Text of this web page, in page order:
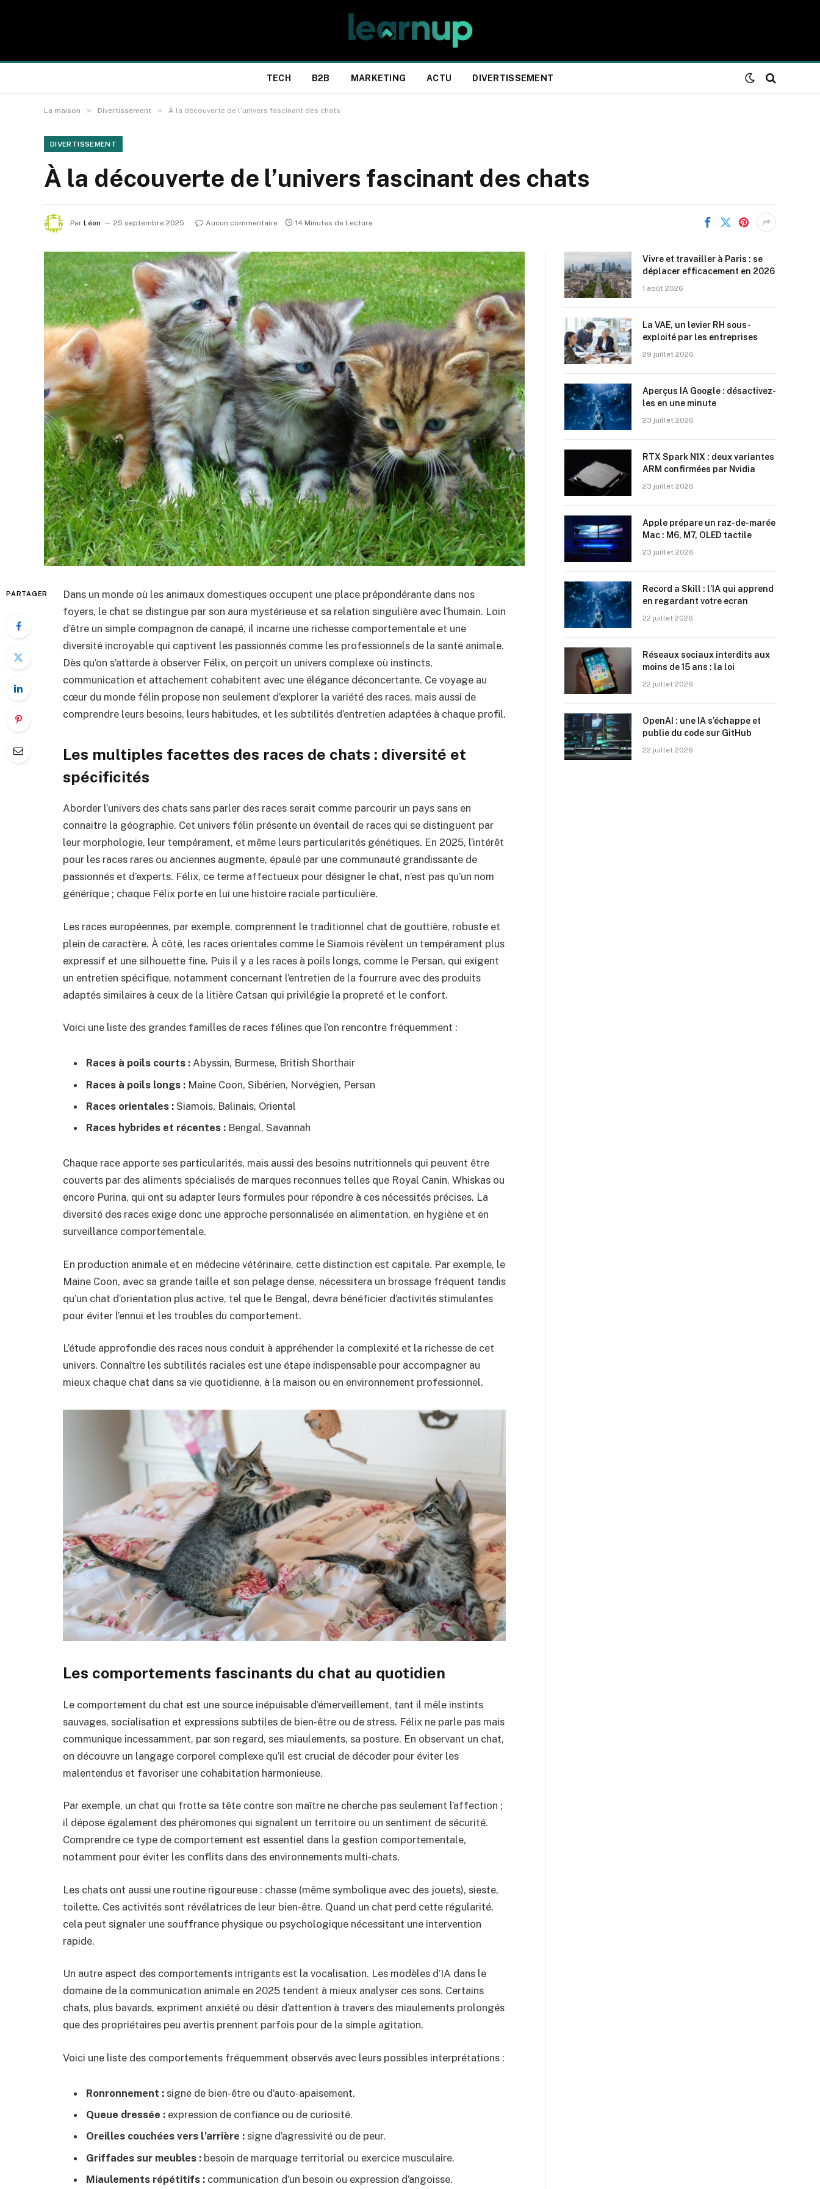
TECH B2B MARKETING ACTU DIVERTISSEMENT
La maison » Divertissement » À la découverte de l’univers fascinant des chats
DIVERTISSEMENT
À la découverte de l’univers fascinant des chats
Par Léon 25 septembre 2025 Aucun commentaire 14 Minutes de Lecture
PARTAGER
Dans un monde où les animaux domestiques occupent une place prépondérante dans nos
foyers, le chat se distingue par son aura mystérieuse et sa relation singulière avec l’humain. Loin
d’être un simple compagnon de canapé, il incarne une richesse comportementale et une
diversité incroyable qui captivent les passionnés comme les professionnels de la santé animale.
Dès qu’on s’attarde à observer Félix, on perçoit un univers complexe où instincts,
communication et attachement cohabitent avec une élégance déconcertante. Ce voyage au
cœur du monde félin propose non seulement d’explorer la variété des races, mais aussi de
comprendre leurs besoins, leurs habitudes, et les subtilités d’entretien adaptées à chaque profil.
Les multiples facettes des races de chats : diversité et
spécificités
Aborder l’univers des chats sans parler des races serait comme parcourir un pays sans en
connaitre la géographie. Cet univers félin présente un éventail de races qui se distinguent par
leur morphologie, leur tempérament, et même leurs particularités génétiques. En 2025, l’intérêt
pour les races rares ou anciennes augmente, épaulé par une communauté grandissante de
passionnés et d’experts. Félix, ce terme affectueux pour désigner le chat, n’est pas qu’un nom
générique ; chaque Félix porte en lui une histoire raciale particulière.
Les races européennes, par exemple, comprennent le traditionnel chat de gouttière, robuste et
plein de caractère. À côté, les races orientales comme le Siamois révèlent un tempérament plus
expressif et une silhouette fine. Puis il y a les races à poils longs, comme le Persan, qui exigent
un entretien spécifique, notamment concernant l’entretien de la fourrure avec des produits
adaptés similaires à ceux de la litière Catsan qui privilégie la propreté et le confort.
Voici une liste des grandes familles de races félines que l’on rencontre fréquemment :
Races à poils courts : Abyssin, Burmese, British Shorthair
Races à poils longs : Maine Coon, Sibérien, Norvégien, Persan
Races orientales : Siamois, Balinais, Oriental
Races hybrides et récentes : Bengal, Savannah
Chaque race apporte ses particularités, mais aussi des besoins nutritionnels qui peuvent être
couverts par des aliments spécialisés de marques reconnues telles que Royal Canin, Whiskas ou
encore Purina, qui ont su adapter leurs formules pour répondre à ces nécessités précises. La
diversité des races exige donc une approche personnalisée en alimentation, en hygiène et en
surveillance comportementale.
En production animale et en médecine vétérinaire, cette distinction est capitale. Par exemple, le
Maine Coon, avec sa grande taille et son pelage dense, nécessitera un brossage fréquent tandis
qu’un chat d’orientation plus active, tel que le Bengal, devra bénéficier d’activités stimulantes
pour éviter l’ennui et les troubles du comportement.
L’étude approfondie des races nous conduit à appréhender la complexité et la richesse de cet
univers. Connaître les subtilités raciales est une étape indispensable pour accompagner au
mieux chaque chat dans sa vie quotidienne, à la maison ou en environnement professionnel.
Les comportements fascinants du chat au quotidien
Le comportement du chat est une source inépuisable d’émerveillement, tant il mêle instints
sauvages, socialisation et expressions subtiles de bien-être ou de stress. Félix ne parle pas mais
communique incessamment, par son regard, ses miaulements, sa posture. En observant un chat,
on découvre un langage corporel complexe qu’il est crucial de décoder pour éviter les
malentendus et favoriser une cohabitation harmonieuse.
Par exemple, un chat qui frotte sa tête contre son maître ne cherche pas seulement l’affection ;
il dépose également des phéromones qui signalent un territoire ou un sentiment de sécurité.
Comprendre ce type de comportement est essentiel dans la gestion comportementale,
notamment pour éviter les conflits dans des environnements multi-chats.
Les chats ont aussi une routine rigoureuse : chasse (même symbolique avec des jouets), sieste,
toilette. Ces activités sont révélatrices de leur bien-être. Quand un chat perd cette régularité,
cela peut signaler une souffrance physique ou psychologique nécessitant une intervention
rapide.
Un autre aspect des comportements intrigants est la vocalisation. Les modèles d’IA dans le
domaine de la communication animale en 2025 tendent à mieux analyser ces sons. Certains
chats, plus bavards, expriment anxiété ou désir d’attention à travers des miaulements prolongés
que des propriétaires peu avertis prennent parfois pour de la simple agitation.
Voici une liste des comportements fréquemment observés avec leurs possibles interprétations :
Ronronnement : signe de bien-être ou d’auto-apaisement.
Queue dressée : expression de confiance ou de curiosité.
Oreilles couchées vers l’arrière : signe d’agressivité ou de peur.
Griffades sur meubles : besoin de marquage territorial ou exercice musculaire.
Miaulements répétitifs : communication d’un besoin ou expression d’angoisse.
Vivre et travailler à Paris : se
déplacer efficacement en 2026
1 août 2026
La VAE, un levier RH sous-
exploité par les entreprises
29 juillet 2026
Aperçus IA Google : désactivez-
les en une minute
23 juillet 2026
RTX Spark N1X : deux variantes
ARM confirmées par Nvidia
23 juillet 2026
Apple prépare un raz-de-marée
Mac : M6, M7, OLED tactile
23 juillet 2026
Record a Skill : l’IA qui apprend
en regardant votre ecran
22 juillet 2026
Réseaux sociaux interdits aux
moins de 15 ans : la loi
22 juillet 2026
OpenAI : une IA s’échappe et
publie du code sur GitHub
22 juillet 2026